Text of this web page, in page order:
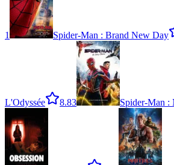
1 Spider-Man : Brand New Day
L'Odyssée 8.83 Spider-Man :